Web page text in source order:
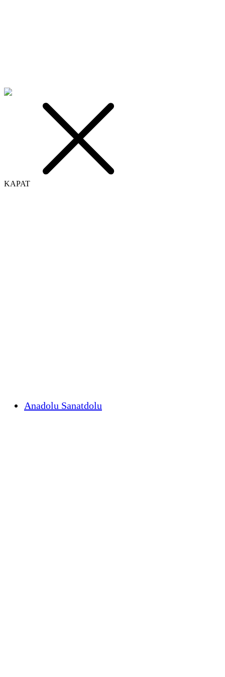
KAPAT
Anadolu Sanatdolu